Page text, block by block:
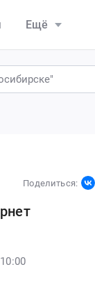
Ещё
Поделиться:
10:00